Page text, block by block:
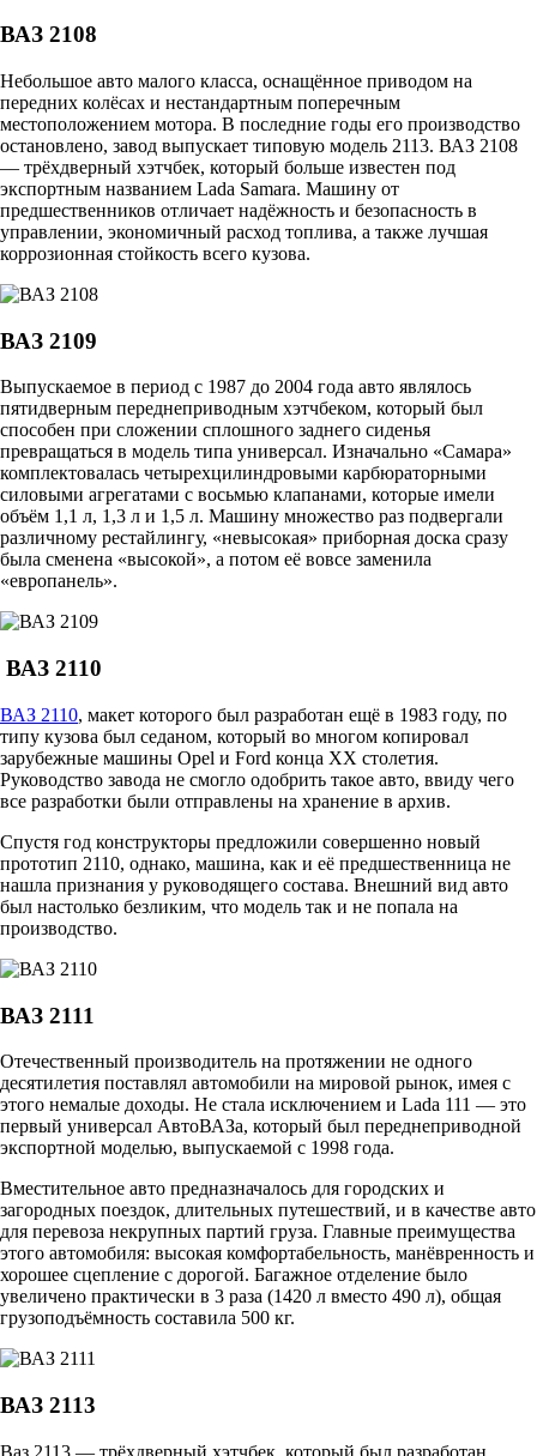
ВАЗ 2108
Небольшое авто малого класса, оснащённое приводом на
передних колёсах и нестандартным поперечным
местоположением мотора. В последние годы его производство
остановлено, завод выпускает типовую модель 2113. ВАЗ 2108
— трёхдверный хэтчбек, который больше известен под
экспортным названием Lada Samara. Машину от
предшественников отличает надёжность и безопасность в
управлении, экономичный расход топлива, а также лучшая
коррозионная стойкость всего кузова.
ВАЗ 2109
Выпускаемое в период с 1987 до 2004 года авто являлось
пятидверным переднеприводным хэтчбеком, который был
способен при сложении сплошного заднего сиденья
превращаться в модель типа универсал. Изначально «Самара»
комплектовалась четырехцилиндровыми карбюраторными
силовыми агрегатами с восьмью клапанами, которые имели
объём 1,1 л, 1,3 л и 1,5 л. Машину множество раз подвергали
различному рестайлингу, «невысокая» приборная доска сразу
была сменена «высокой», а потом её вовсе заменила
«европанель».
ВАЗ 2110
ВАЗ 2110, макет которого был разработан ещё в 1983 году, по
типу кузова был седаном, который во многом копировал
зарубежные машины Opel и Ford конца ХХ столетия.
Руководство завода не смогло одобрить такое авто, ввиду чего
все разработки были отправлены на хранение в архив.
Спустя год конструкторы предложили совершенно новый
прототип 2110, однако, машина, как и её предшественница не
нашла признания у руководящего состава. Внешний вид авто
был настолько безликим, что модель так и не попала на
производство.
ВАЗ 2111
Отечественный производитель на протяжении не одного
десятилетия поставлял автомобили на мировой рынок, имея с
этого немалые доходы. Не стала исключением и Lada 111 — это
первый универсал АвтоВАЗа, который был переднеприводной
экспортной моделью, выпускаемой с 1998 года.
Вместительное авто предназначалось для городских и
загородных поездок, длительных путешествий, и в качестве авто
для перевоза некрупных партий груза. Главные преимущества
этого автомобиля: высокая комфортабельность, манёвренность и
хорошее сцепление с дорогой. Багажное отделение было
увеличено практически в 3 раза (1420 л вместо 490 л), общая
грузоподъёмность составила 500 кг.
ВАЗ 2113
Ваз 2113 — трёхдверный хэтчбек, который был разработан